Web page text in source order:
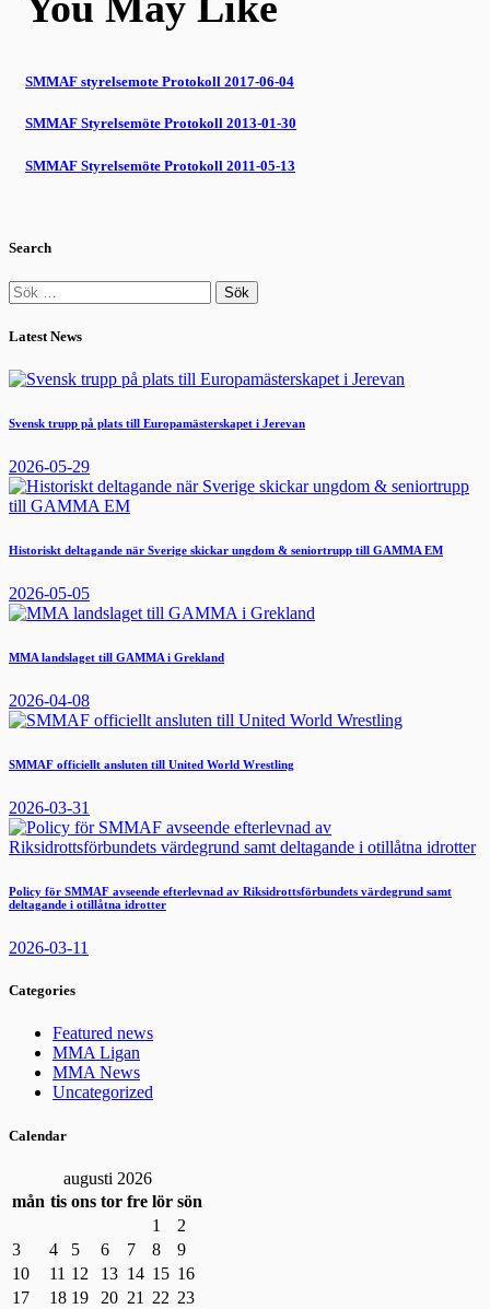
SMMAF styrelsemote Protokoll 2017-06-04
SMMAF Styrelsemöte Protokoll 2013-01-30
SMMAF Styrelsemöte Protokoll 2011-05-13
Search
Sök
efter:
Latest News
Svensk trupp på plats till Europamästerskapet i Jerevan
2026-05-29
Historiskt deltagande när Sverige skickar ungdom & seniortrupp till GAMMA EM
2026-05-05
MMA landslaget till GAMMA i Grekland
2026-04-08
SMMAF officiellt ansluten till United World Wrestling
2026-03-31
Policy för SMMAF avseende efterlevnad av Riksidrottsförbundets värdegrund samt
deltagande i otillåtna idrotter
2026-03-11
Categories
Featured news
MMA Ligan
MMA News
Uncategorized
Calendar
augusti 2026
mån tis ons tor fre lör sön
1
2
3
4 5 6 7 8
9
10
11 12 13 14 15 16
17
18 19 20 21 22 23